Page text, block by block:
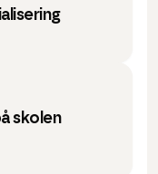
skolen